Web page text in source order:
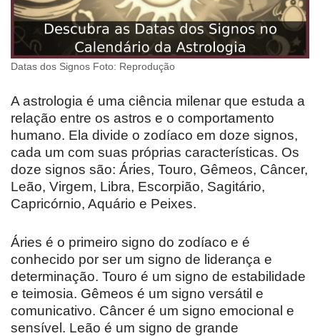
Datas dos Signos Foto: Reprodução
A astrologia é uma ciência milenar que estuda a
relação entre os astros e o comportamento
humano. Ela divide o zodíaco em doze signos,
cada um com suas próprias características. Os
doze signos são: Áries, Touro, Gêmeos, Câncer,
Leão, Virgem, Libra, Escorpião, Sagitário,
Capricórnio, Aquário e Peixes.
Áries é o primeiro signo do zodíaco e é
conhecido por ser um signo de liderança e
determinação. Touro é um signo de estabilidade
e teimosia. Gêmeos é um signo versátil e
comunicativo. Câncer é um signo emocional e
sensível. Leão é um signo de grande